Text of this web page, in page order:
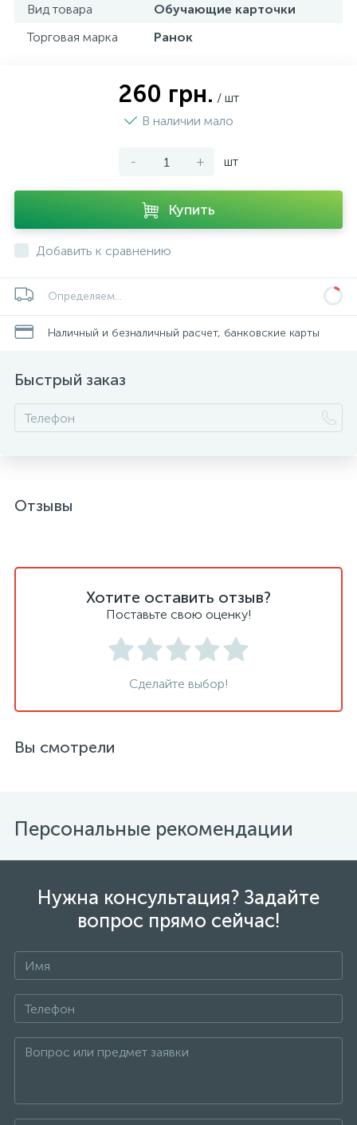
Вид товара
Обучающие карточки
Торговая марка
Ранок
260 грн. / шт
В наличии мало
- + шт
Купить
Добавить к сравнению
Определяем...
Наличный и безналичный расчет, банковские карты
Быстрый заказ
Отзывы
Хотите оставить отзыв?
Поставьте свою оценку!
Сделайте выбор!
Вы смотрели
Персональные рекомендации
Нужна консультация? Задайте
вопрос прямо сейчас!